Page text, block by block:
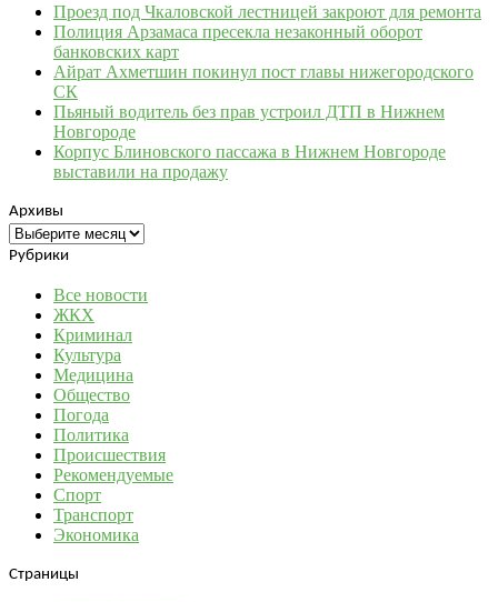
Проезд под Чкаловской лестницей закроют для ремонта
Полиция Арзамаса пресекла незаконный оборот
банковских карт
Айрат Ахметшин покинул пост главы нижегородского
СК
Пьяный водитель без прав устроил ДТП в Нижнем
Новгороде
Корпус Блиновского пассажа в Нижнем Новгороде
выставили на продажу
Архивы
Архивы
Рубрики
Все новости
ЖКХ
Криминал
Культура
Медицина
Общество
Погода
Политика
Происшествия
Рекомендуемые
Спорт
Транспорт
Экономика
Страницы